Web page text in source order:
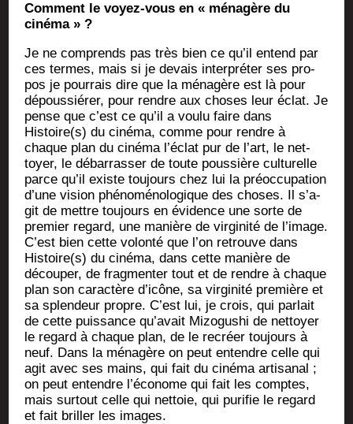
Com­ment le voyez-vous en « ména­gère du
cinéma » ?
Je ne com­prends pas très bien ce qu’il entend par
ces termes, mais si je devais inter­pré­ter ses pro­
pos je pour­rais dire que la ména­gère est là pour
dépous­sié­rer, pour rendre aux choses leur éclat. Je
pense que c’est ce qu’il a vou­lu faire dans
Histoire(s) du ciné­ma, comme pour rendre à
chaque plan du ciné­ma l’é­clat pur de l’art, le net­
toyer, le débar­ras­ser de toute pous­sière cultu­relle
parce qu’il existe tou­jours chez lui la pré­oc­cu­pa­tion
d’une vision phé­no­mé­no­lo­gique des choses. Il s’a­
git de mettre tou­jours en évi­dence une sorte de
pre­mier regard, une manière de vir­gi­ni­té de l’i­mage.
C’est bien cette volon­té que l’on retrouve dans
Histoire(s) du ciné­ma, dans cette manière de
décou­per, de frag­men­ter tout et de rendre à chaque
plan son carac­tère d’i­cône, sa vir­gi­ni­té pre­mière et
sa splen­deur propre. C’est lui, je crois, qui par­lait
de cette puis­sance qu’a­vait Mizo­gu­shi de net­toyer
le regard à chaque plan, de le recréer tou­jours à
neuf. Dans la ména­gère on peut entendre celle qui
agit avec ses mains, qui fait du ciné­ma arti­sa­nal ;
on peut entendre l’é­co­nome qui fait les comptes,
mais sur­tout celle qui net­toie, qui puri­fie le regard
et fait briller les images.